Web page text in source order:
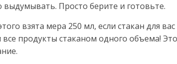
Просто берите и готовьте.
взята мера 250 мл, если стакан для
продукты стаканом одного объема!